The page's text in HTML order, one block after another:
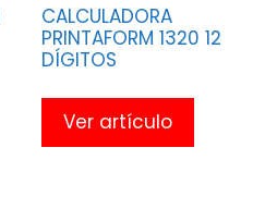
CALCULADORA
PRINTAFORM 1320 12
DÍGITOS
Ver artículo